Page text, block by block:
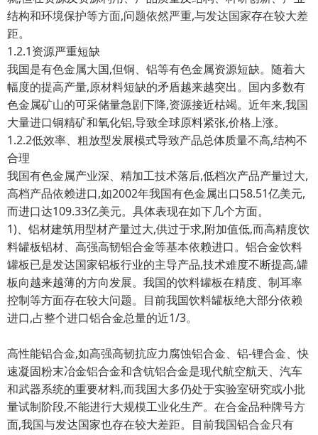
结构和环境保护等方面,问题依然严重,与发达国家存在较大差
距。
1.2.1资源严重短缺
我国是有色金属大国,但铜、铝等有色金属资源短缺。随着大
幅度的提高产量,原材料短缺的矛盾越来越突出。国内多数有
色金属矿山的可采储量急剧下降,资源接近枯竭。近年来,我国
大量进口铜精矿和氧化铝,导致全球原料紧张,价格上涨。
1.2.2低效率、粗放型发展模式导致产品总体质量不高,结构不
合理
我国有色金属产业深、精加工技术落后,低档次产品产量过大,
高档产品依赖进口,如2002年我国有色金属出口58.51亿美元,
而进口达109.33亿美元。具体表现在如下几个方面。
1)、铝材建筑用型材产量过大,供过于求,附加值低,而高精度饮
料罐板铝材、高强高韧铝合金等基本依赖进口。铝合金饮料
罐板已是发达国家铝板行业的主导产品,技术难度不断提高,罐
板向越来越薄的方向发展。我国的饮料罐板在精度、制耳率
控制等方面存在较大问题。目前我国饮料罐板绝大部分依赖
进口,占整个进口铝合金总量的近1/3。
高性能铝合金,如高强高韧抗应力腐蚀铝合金、铝-锂合金、快
速凝固粉末冶金铝合金和含钪铝合金是现代航空航天、汽车
和武器系统的重要材料,而我国大多仍处于实验室研究或小批
量试制阶段,不能进行大规模工业化生产。在合金品种牌号方
面,我国与发达国家也存在较大差距。目前我国铝合金只有